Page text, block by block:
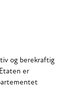
og berekraftig
er